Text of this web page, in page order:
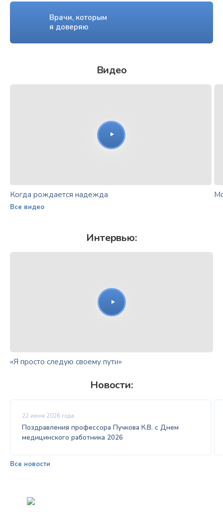
Врачи, которым
я доверяю
Видео
Когда рождается надежда
Все видео
Интервью:
«Я просто следую своему пути»
Новости:
22 июня 2026 года
Поздравления профессора Пучкова К.В. с Днем
медицинского работника 2026
Все новости